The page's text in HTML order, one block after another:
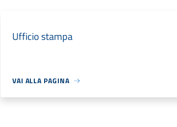
Ufficio stampa
VAI ALLA PAGINA